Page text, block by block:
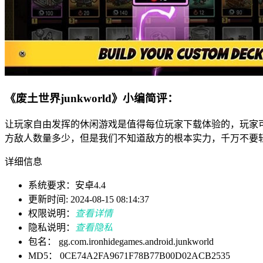
《废土世界junkworld》小编简评：
让玩家自由发挥的休闲游戏是值得每位玩家下载体验的，玩
方敌人数量多少，但是我们不知道敌方的根本实力，千万不要
详细信息
系统要求：安卓4.4
更新时间: 2024-08-15 08:14:37
权限说明：
查看详情
隐私说明：
查看隐私
包名： gg.com.ironhidegames.android.junkworld
MD5： 0CE74A2FA9671F78B77B00D02ACB2535